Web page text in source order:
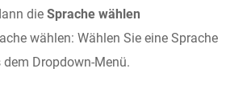
die Sprache wählen
wählen: Wählen Sie eine Sprache
dem Dropdown-Menü.